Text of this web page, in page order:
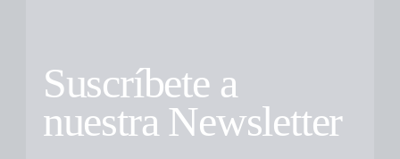
Suscríbete a
nuestra Newsletter